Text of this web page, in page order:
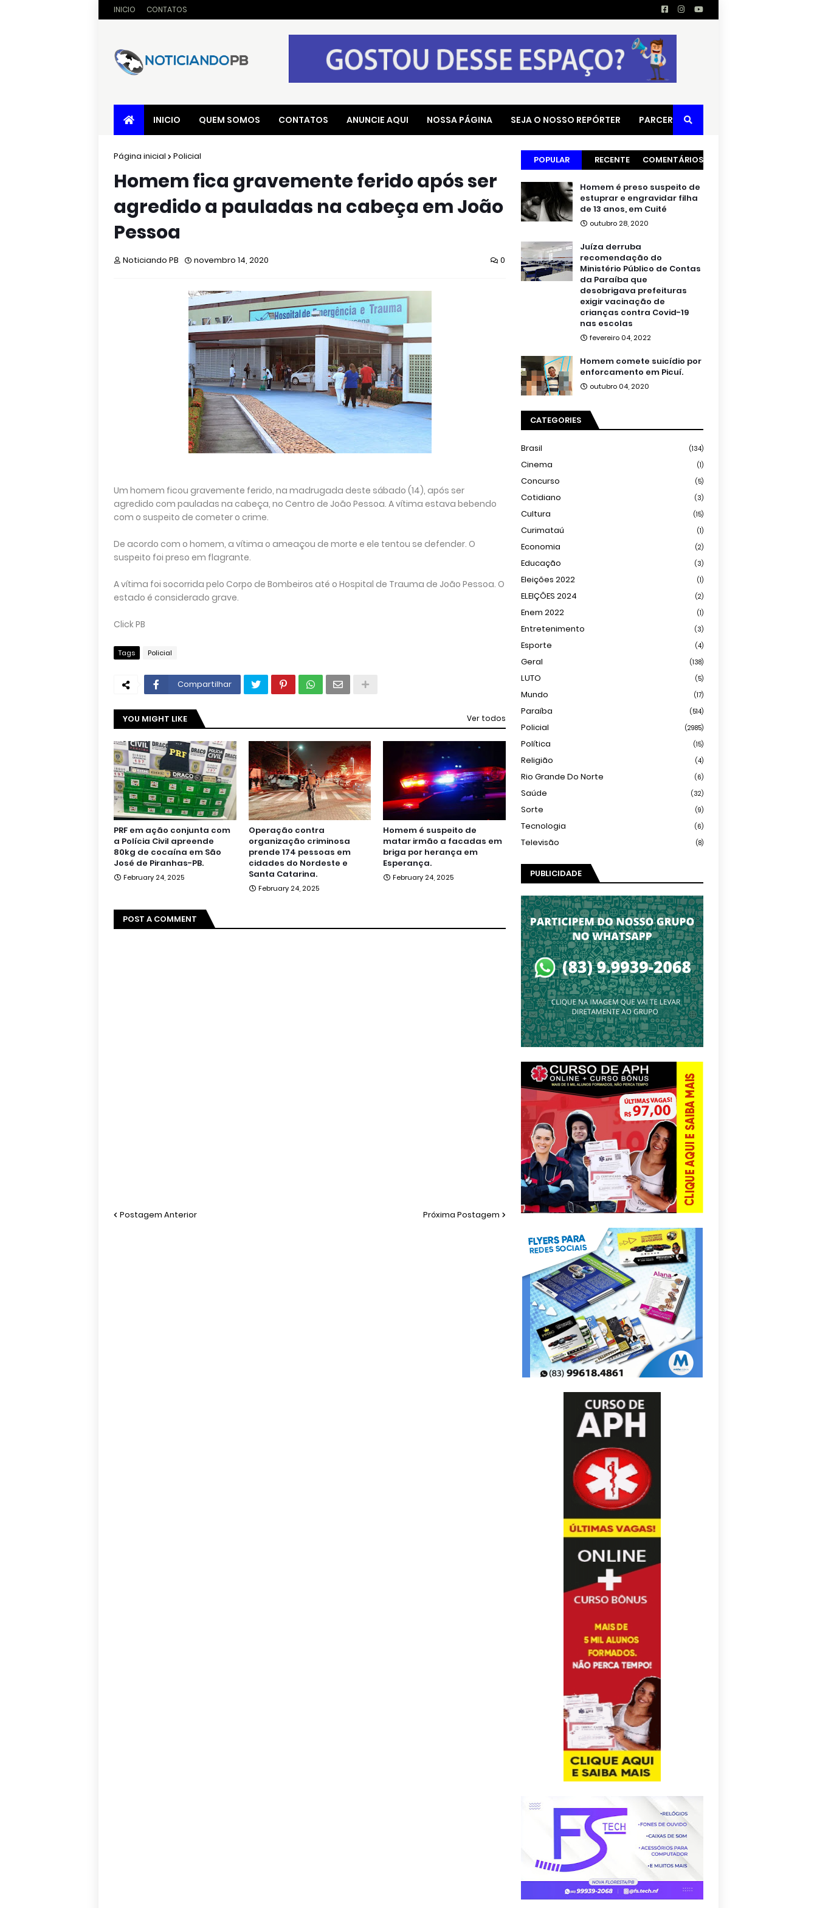
INICIO CONTATOS
INICIO QUEM SOMOS CONTATOS ANUNCIE AQUI NOSSA PÁGINA SEJA O NOSSO REPÓRTER PARCERIAS
Página inicial Policial
Homem fica gravemente ferido após ser
agredido a pauladas na cabeça em João
Pessoa
Noticiando PB novembro 14, 2020 0
Um homem ficou gravemente ferido, na madrugada deste sábado (14), após ser
agredido com pauladas na cabeça, no Centro de João Pessoa. A vítima estava bebendo
com o suspeito de cometer o crime.
De acordo com o homem, a vítima o ameaçou de morte e ele tentou se defender. O
suspeito foi preso em flagrante.
A vítima foi socorrida pelo Corpo de Bombeiros até o Hospital de Trauma de João Pessoa. O
estado é considerado grave.
Click PB
Tags Policial
Compartilhar
YOU MIGHT LIKE Ver todos
PRF em ação conjunta com
a Polícia Civil apreende
80kg de cocaína em São
José de Piranhas-PB.
February 24, 2025
Operação contra
organização criminosa
prende 174 pessoas em
cidades do Nordeste e
Santa Catarina.
February 24, 2025
Homem é suspeito de
matar irmão a facadas em
briga por herança em
Esperança.
February 24, 2025
POST A COMMENT
Postagem Anterior Próxima Postagem
POPULAR RECENTE COMENTÁRIOS
Homem é preso suspeito de
estuprar e engravidar filha
de 13 anos, em Cuité
outubro 28, 2020
Juíza derruba
recomendação do
Ministério Público de Contas
da Paraíba que
desobrigava prefeituras
exigir vacinação de
crianças contra Covid-19
nas escolas
fevereiro 04, 2022
Homem comete suicídio por
enforcamento em Picuí.
outubro 04, 2020
CATEGORIES
Brasil (134)
Cinema (1)
Concurso (5)
Cotidiano (3)
Cultura (15)
Curimataú (1)
Economia (2)
Educação (3)
Eleições 2022 (1)
ELEIÇÕES 2024 (2)
Enem 2022 (1)
Entretenimento (3)
Esporte (4)
Geral (138)
LUTO (5)
Mundo (17)
Paraíba (514)
Policial (2985)
Política (15)
Religião (4)
Rio Grande Do Norte (6)
Saúde (32)
Sorte (9)
Tecnologia (6)
Televisão (8)
PUBLICIDADE